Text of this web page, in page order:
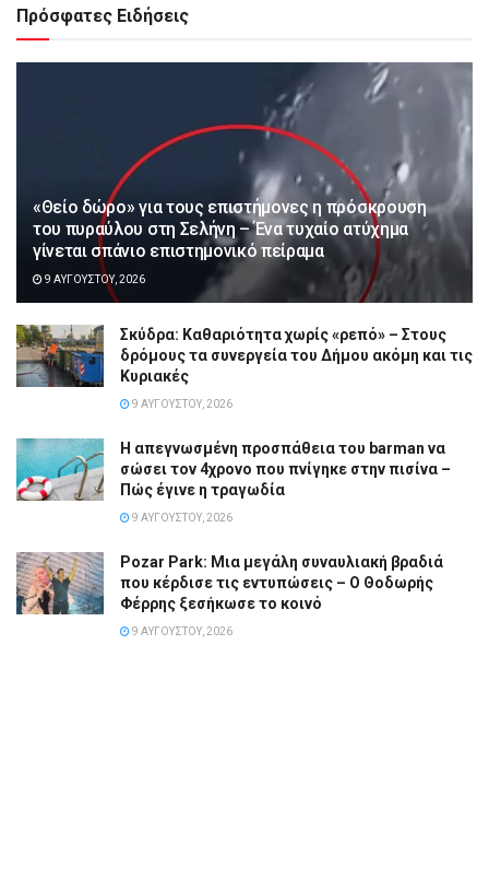
Πρόσφατες Ειδήσεις
«Θείο δώρο» για τους επιστήμονες η πρόσκρουση
του πυραύλου στη Σελήνη – Ένα τυχαίο ατύχημα
γίνεται σπάνιο επιστημονικό πείραμα
9 ΑΥΓΟΎΣΤΟΥ, 2026
Σκύδρα: Καθαριότητα χωρίς «ρεπό» – Στους
δρόμους τα συνεργεία του Δήμου ακόμη και τις
Κυριακές
9 ΑΥΓΟΎΣΤΟΥ, 2026
Η απεγνωσμένη προσπάθεια του barman να
σώσει τον 4χρονο που πνίγηκε στην πισίνα –
Πώς έγινε η τραγωδία
9 ΑΥΓΟΎΣΤΟΥ, 2026
Pozar Park: Μια μεγάλη συναυλιακή βραδιά
που κέρδισε τις εντυπώσεις – Ο Θοδωρής
Φέρρης ξεσήκωσε το κοινό
9 ΑΥΓΟΎΣΤΟΥ, 2026